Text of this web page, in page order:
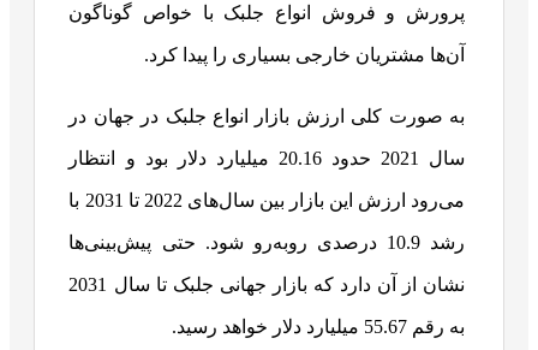
پرورش و فروش انواع جلبک با خواص گوناگون
آن‌ها مشتریان خارجی بسیاری را پیدا کرد.
به صورت کلی ارزش بازار انواع جلبک در جهان در
سال 2021 حدود 20.16 میلیارد دلار بود و انتظار
می‌رود ارزش این بازار بین سال‌های 2022 تا 2031 با
رشد 10.9 درصدی روبه‌رو شود. حتی پیش‌بینی‌ها
نشان از آن دارد که بازار جهانی جلبک تا سال 2031
به رقم 55.67 میلیارد دلار خواهد رسید.